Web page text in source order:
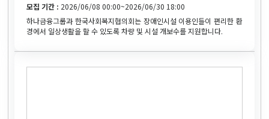
모집 기간 : 2026/06/08 00:00~2026/06/30 18:00
하나금융그룹과 한국사회복지협의회는 장애인시설 이용인들이 편리한 환
경에서 일상생활을 할 수 있도록 차량 및 시설 개보수를 지원합니다.